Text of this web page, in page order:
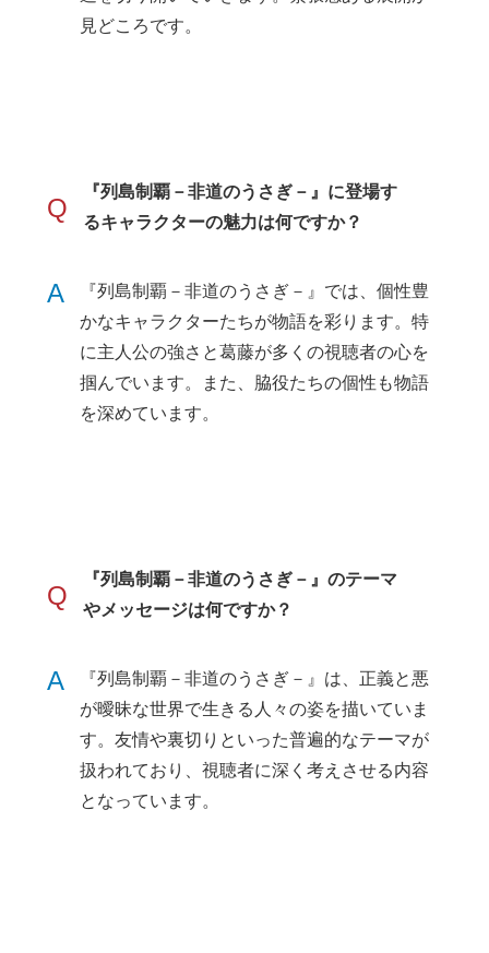
見どころです。
Q
『列島制覇－非道のうさぎ－』に登場す
るキャラクターの魅力は何ですか？
A
『列島制覇－非道のうさぎ－』では、個性豊
かなキャラクターたちが物語を彩ります。特
に主人公の強さと葛藤が多くの視聴者の心を
掴んでいます。また、脇役たちの個性も物語
を深めています。
Q
『列島制覇－非道のうさぎ－』のテーマ
やメッセージは何ですか？
A
『列島制覇－非道のうさぎ－』は、正義と悪
が曖昧な世界で生きる人々の姿を描いていま
す。友情や裏切りといった普遍的なテーマが
扱われており、視聴者に深く考えさせる内容
となっています。